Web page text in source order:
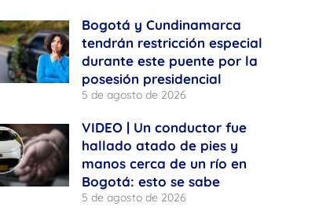
Bogotá y Cundinamarca
tendrán restricción especial
durante este puente por la
posesión presidencial
5 de agosto de 2026
VIDEO | Un conductor fue
hallado atado de pies y
manos cerca de un río en
Bogotá: esto se sabe
5 de agosto de 2026